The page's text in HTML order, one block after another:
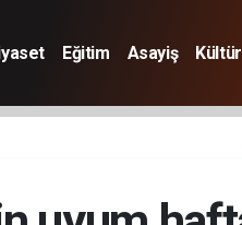
Eğitim Asayiş